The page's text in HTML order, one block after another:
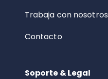
Trabaja con nosotros
Contacto
Soporte & Legal